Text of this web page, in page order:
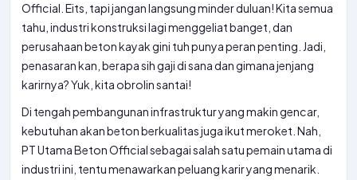
Official. Eits, tapi jangan langsung minder duluan! Kita semua
tahu, industri konstruksi lagi menggeliat banget, dan
perusahaan beton kayak gini tuh punya peran penting. Jadi,
penasaran kan, berapa sih gaji di sana dan gimana jenjang
karirnya? Yuk, kita obrolin santai!
Di tengah pembangunan infrastruktur yang makin gencar,
kebutuhan akan beton berkualitas juga ikut meroket. Nah,
PT Utama Beton Official sebagai salah satu pemain utama di
industri ini, tentu menawarkan peluang karir yang menarik.